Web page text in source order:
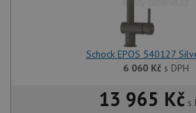
Schock EPOS 540127
6 060 Kčs DPH
13 965 Kč s